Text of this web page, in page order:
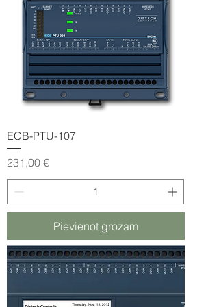
ECB-PTU-107
Cena
231,00 €
Pievienot grozam